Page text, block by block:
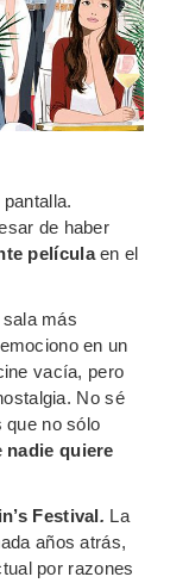
de haber
películaen el
más
en un
vacía, pero
No sé
que no sólo
nadie quiere
Festival. La
años atrás,
por razones